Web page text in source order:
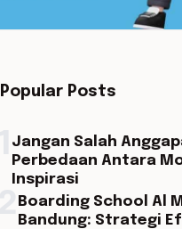
Popular Posts
Jangan Salah
Perbedaan Antara
Inspirasi
Boarding School Al
Bandung: Strategi